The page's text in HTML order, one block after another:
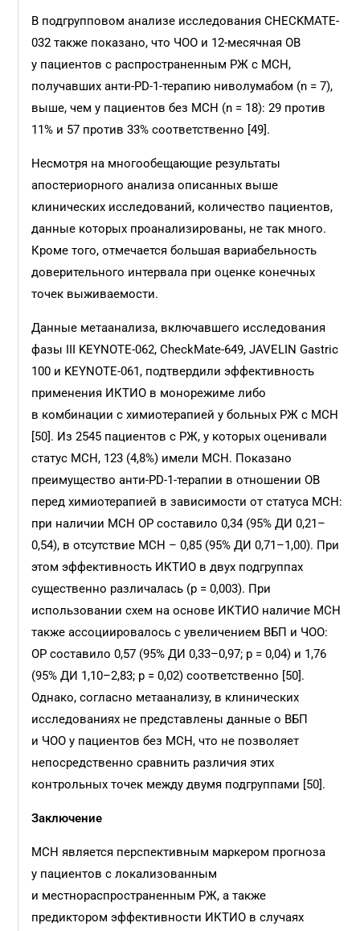
В подгрупповом анализе исследования CHECKMATE-
032 также показано, что ЧОО и 12-месячная ОВ
у пациентов с распространенным РЖ с МСН,
получавших анти-PD-1-терапию ниволумабом (n = 7),
выше, чем у пациентов без МСН (n = 18): 29 против
11% и 57 против 33% соответственно [49].
Несмотря на многообещающие результаты
апостериорного анализа описанных выше
клинических исследований, количество пациентов,
данные которых проанализированы, не так много.
Кроме того, отмечается большая вариабельность
доверительного интервала при оценке конечных
точек выживаемости.
Данные метаанализа, включавшего исследования
фазы III KEYNOTE-062, CheckMate-649, JAVELIN Gastric
100 и KEYNOTE-061, подтвердили эффективность
применения ИКТИО в монорежиме либо
в комбинации с химиотерапией у больных РЖ с МСН
[50]. Из 2545 пациентов с РЖ, у которых оценивали
статус МСН, 123 (4,8%) имели МСН. Показано
преимущество анти-PD-1-терапии в отношении ОВ
перед химиотерапией в зависимости от статуса МСН:
при наличии МСН ОР составило 0,34 (95% ДИ 0,21–
0,54), в отсутствие МСН – 0,85 (95% ДИ 0,71–1,00). При
этом эффективность ИКТИО в двух подгруппах
существенно различалась (p = 0,003). При
использовании схем на основе ИКТИО наличие МСН
также ассоциировалось с увеличением ВБП и ЧОО:
ОР составило 0,57 (95% ДИ 0,33–0,97; p = 0,04) и 1,76
(95% ДИ 1,10–2,83; p = 0,02) соответственно [50].
Однако, согласно метаанализу, в клинических
исследованиях не представлены данные о ВБП
и ЧОО у пациентов без МСН, что не позволяет
непосредственно сравнить различия этих
контрольных точек между двумя подгруппами [50].
Заключение
МСН является перспективным маркером прогноза
у пациентов с локализованным
и местнораспространенным РЖ, а также
предиктором эффективности ИКТИО в случаях